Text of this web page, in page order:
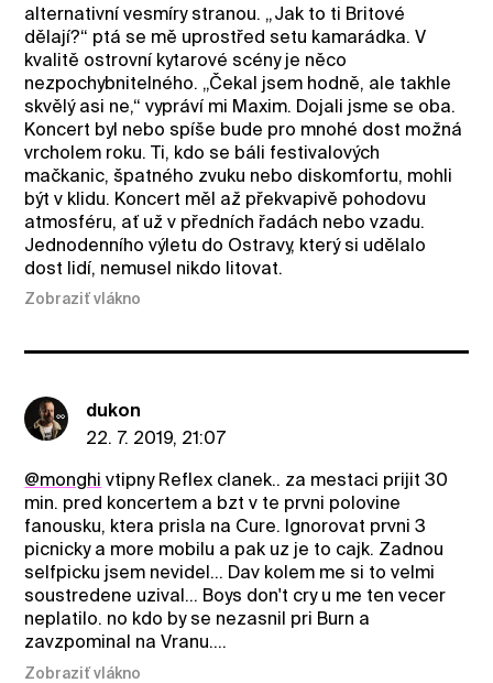
alternativní vesmíry stranou. „Jak to ti Britové
dělají?“ ptá se mě uprostřed setu kamarádka. V
kvalitě ostrovní kytarové scény je něco
nezpochybnitelného. „Čekal jsem hodně, ale takhle
skvělý asi ne,“ vypráví mi Maxim. Dojali jsme se oba.
Koncert byl nebo spíše bude pro mnohé dost možná
vrcholem roku. Ti, kdo se báli festivalových
mačkanic, špatného zvuku nebo diskomfortu, mohli
být v klidu. Koncert měl až překvapivě pohodovu
atmosféru, ať už v předních řadách nebo vzadu.
Jednodenního výletu do Ostravy, který si udělalo
dost lidí, nemusel nikdo litovat.
Zobraziť vlákno
dukon
22. 7. 2019, 21:07
@monghi vtipny Reflex clanek.. za mestaci prijit 30
min. pred koncertem a bzt v te prvni polovine
fanousku, ktera prisla na Cure. Ignorovat prvni 3
picnicky a more mobilu a pak uz je to cajk. Zadnou
selfpicku jsem nevidel... Dav kolem me si to velmi
soustredene uzival... Boys don't cry u me ten vecer
neplatilo. no kdo by se nezasnil pri Burn a
zavzpominal na Vranu....
Zobraziť vlákno